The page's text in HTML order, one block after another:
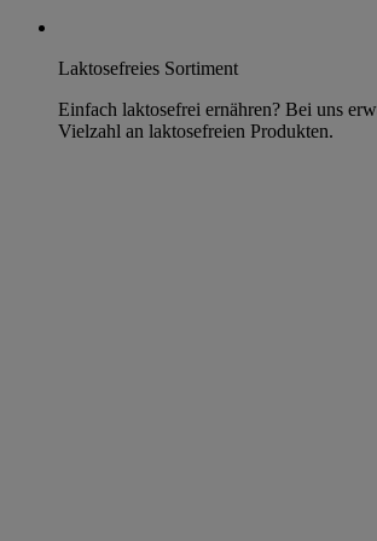
Laktosefreies Sortiment
Einfach laktosefrei ernähren? Bei uns
Vielzahl an laktosefreien Produkten.